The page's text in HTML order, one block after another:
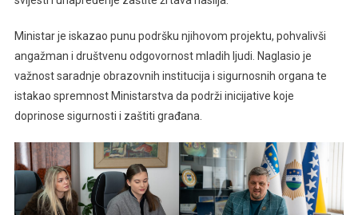
Ministar je iskazao punu podršku njihovom projektu, pohvalivši
angažman i društvenu odgovornost mladih ljudi. Naglasio je
važnost saradnje obrazovnih institucija i sigurnosnih organa te
istakao spremnost Ministarstva da podrži inicijative koje
doprinose sigurnosti i zaštiti građana.